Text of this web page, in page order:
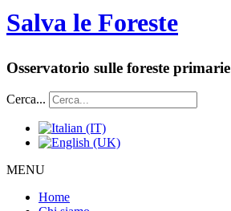
Salva le Foreste
Osservatorio sulle foreste primarie
Cerca...
MENU
Home